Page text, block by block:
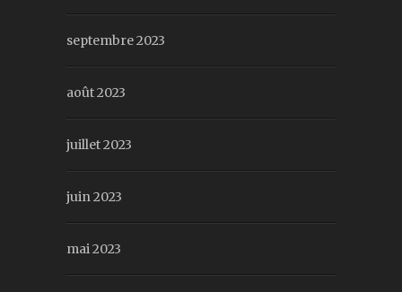
septembre 2023
août 2023
juillet 2023
juin 2023
mai 2023